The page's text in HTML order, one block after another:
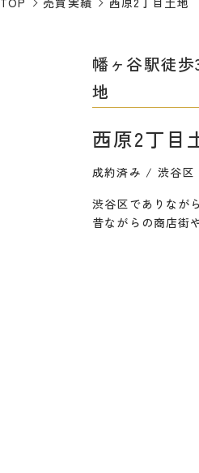
幡ヶ谷駅徒
地
西原2丁目
成約済み 渋谷区
渋谷区でありなが
昔ながらの商店街